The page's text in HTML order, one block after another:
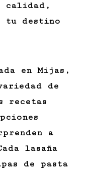
calidad,
destino
en Mijas,
de
recetas
a
lasaña
de pasta